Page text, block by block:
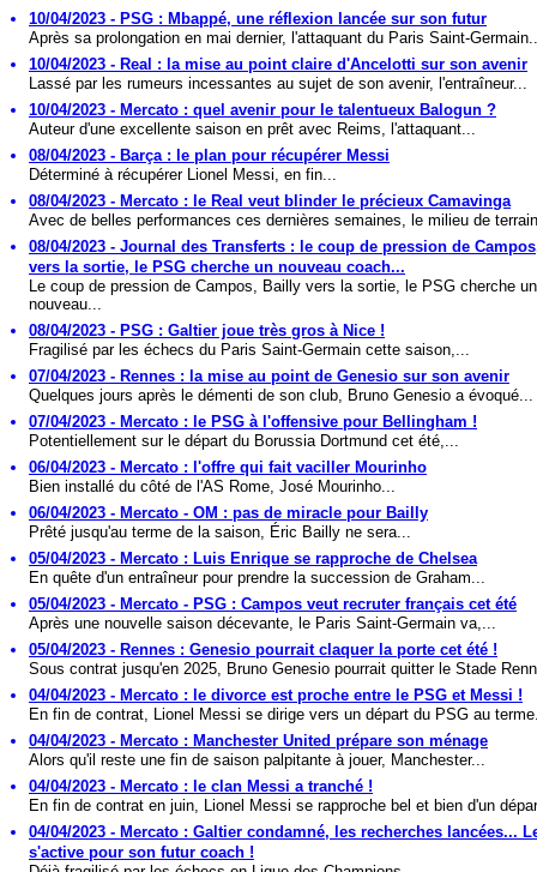
10/04/2023 - PSG : Mbappé, une réflexion lancée sur son futur
Après sa prolongation en mai dernier, l'attaquant du Paris Saint-
10/04/2023 - Real : la mise au point claire d'Ancelotti sur son avenir
Lassé par les rumeurs incessantes au sujet de son avenir, l'entraîneur...
10/04/2023 - Mercato : quel avenir pour le talentueux Balogun ?
Auteur d'une excellente saison en prêt avec Reims, l'attaquant...
08/04/2023 - Barça : le plan pour récupérer Messi
Déterminé à récupérer Lionel Messi, en fin...
08/04/2023 - Mercato : le Real veut blinder le précieux Camavinga
Avec de belles performances ces dernières semaines, le milieu de
08/04/2023 - Journal des Transferts : le coup de pression de
vers la sortie, le PSG cherche un nouveau coach...
Le coup de pression de Campos, Bailly vers la sortie, le PSG cherche un
nouveau...
08/04/2023 - PSG : Galtier joue très gros à Nice !
Fragilisé par les échecs du Paris Saint-Germain cette saison,...
07/04/2023 - Rennes : la mise au point de Genesio sur son avenir
Quelques jours après le démenti de son club, Bruno Genesio a évoqué...
07/04/2023 - Mercato : le PSG à l'offensive pour Bellingham !
Potentiellement sur le départ du Borussia Dortmund cet été,...
06/04/2023 - Mercato : l'offre qui fait vaciller Mourinho
Bien installé du côté de l'AS Rome, José Mourinho...
06/04/2023 - Mercato - OM : pas de miracle pour Bailly
Prêté jusqu'au terme de la saison, Éric Bailly ne sera...
05/04/2023 - Mercato : Luis Enrique se rapproche de Chelsea
En quête d'un entraîneur pour prendre la succession de Graham...
05/04/2023 - Mercato - PSG : Campos veut recruter français cet été
Après une nouvelle saison décevante, le Paris Saint-Germain va,...
05/04/2023 - Rennes : Genesio pourrait claquer la porte cet été !
Sous contrat jusqu'en 2025, Bruno Genesio pourrait quitter le Stade
04/04/2023 - Mercato : le divorce est proche entre le PSG et Messi !
En fin de contrat, Lionel Messi se dirige vers un départ du PSG au
04/04/2023 - Mercato : Manchester United prépare son ménage
Alors qu'il reste une fin de saison palpitante à jouer, Manchester...
04/04/2023 - Mercato : le clan Messi a tranché !
En fin de contrat en juin, Lionel Messi se rapproche bel et bien d'un
04/04/2023 - Mercato : Galtier condamné, les recherches lancées...
s'active pour son futur coach !